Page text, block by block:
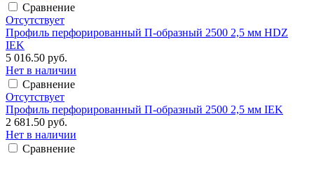
Сравнение
Отсутствует
Профиль перфорированный П-образный 2500 2,5 мм HDZ
IEK
5 016.50 руб.
Нет в наличии
Сравнение
Отсутствует
Профиль перфорированный П-образный 2500 2,5 мм IEK
2 681.50 руб.
Нет в наличии
Сравнение